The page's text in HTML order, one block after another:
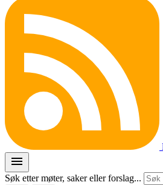
menu
Søk etter møter, saker eller forslag...